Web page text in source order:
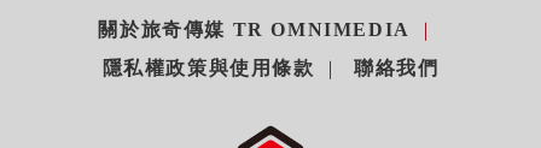
關於旅奇傳媒 TR OMNIMEDIA
隱私權政策與使用條款
聯絡我們